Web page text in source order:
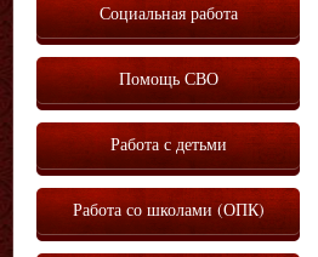
Социальная работа
Помощь СВО
Работа с детьми
Работа со школами (ОПК)